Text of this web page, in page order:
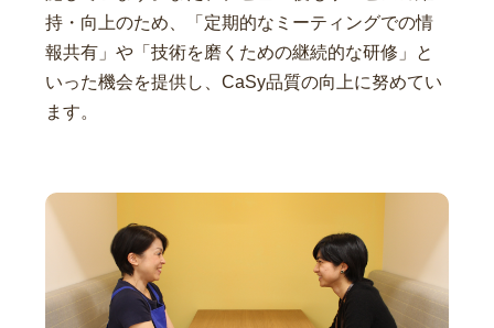
持・向上のため、「定期的なミーティングでの情
報共有」や「技術を磨くための継続的な研修」と
いった機会を提供し、CaSy品質の向上に努めてい
ます。